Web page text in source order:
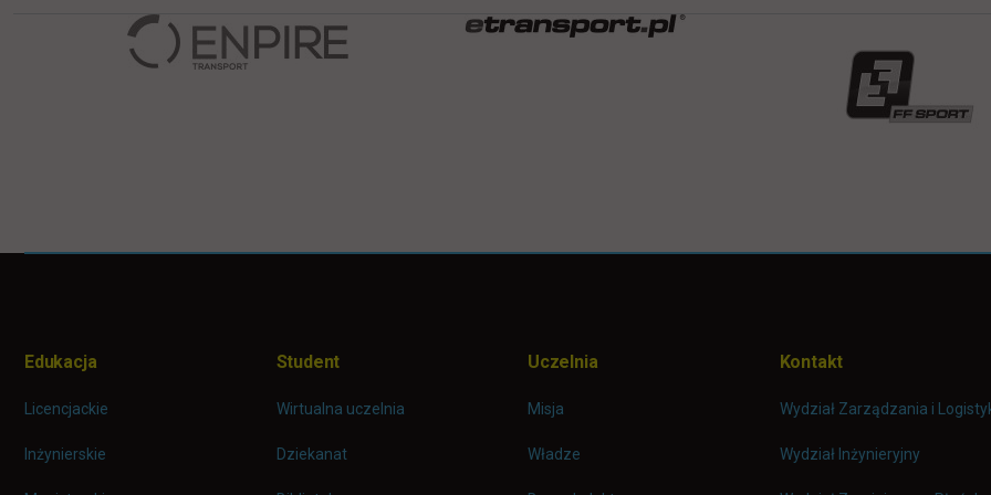
Edukacja
Licencjackie
Inżynierskie
Student
Wirtualna uczelnia
Dziekanat
Uczelnia
Misja
Władze
Kontakt
Wydział Zarządzania i
Wydział Inżynieryjny